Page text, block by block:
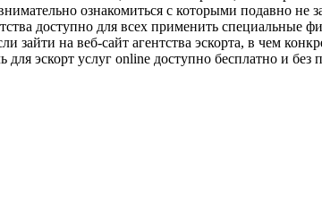
ознакомиться с которыми подавно
доступно для всех применить специальные
на веб-сайт агентства эскорта, в чем
эскорт услуг online доступно бесплатно и без